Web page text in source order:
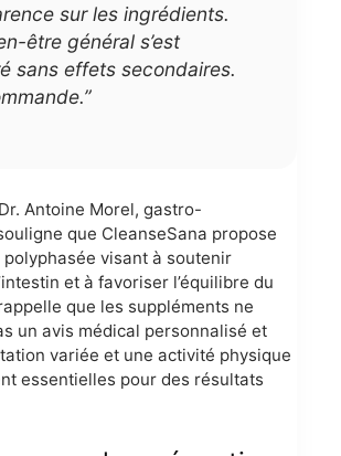
sur les ingrédients.
être général s’est
sans effets secondaires.
Antoine Morel, gastro-
que CleanseSana propose
visant à soutenir
et à favoriser l’équilibre du
que les suppléments ne
un avis médical personnalisé et
variée et une activité physique
essentielles pour des résultats